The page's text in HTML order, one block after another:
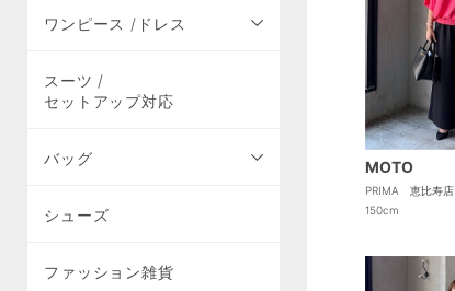
ワンピース /ドレス
スーツ /
セットアップ対応
バッグ
シューズ
ファッション雑貨
MOTO
PRIMA 恵比寿店
150cm